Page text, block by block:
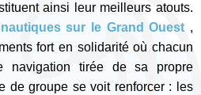
ainsi leur meilleurs atouts.
nautiques sur le Grand Ouest,
fort en solidarité où chacun
navigation tirée de sa propre
de groupe se voit renforcer : les